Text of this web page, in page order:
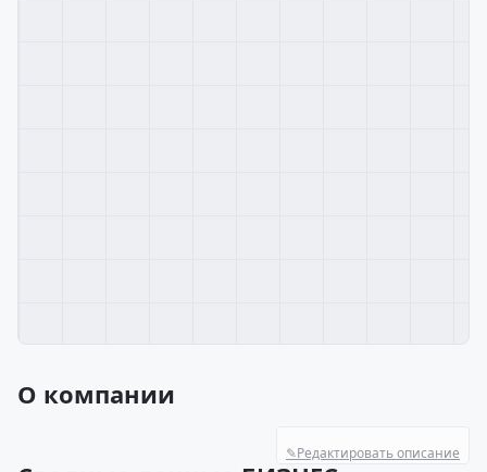
О компании
✎Редактировать описание